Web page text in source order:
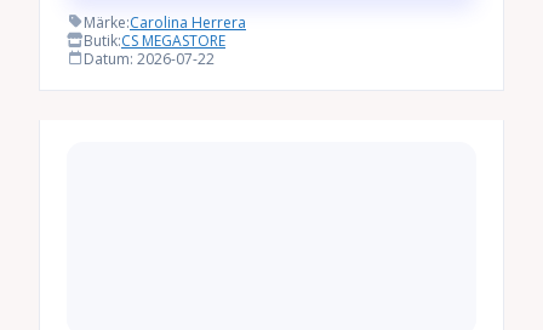
Märke:Carolina Herrera
Butik:CS MEGASTORE
Datum: 2026-07-22